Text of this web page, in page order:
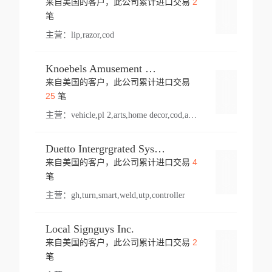
来自美国的客户，此公司累计进口交易
笔
主营： lip,razor,cod
Knoebels Amusement Resort
来自美国的客户，此公司累计进口交易
25笔
主营： vehicle,pl 2,arts,home decor,cod,amusement ride,sea
Duetto Intergrgrated Systems Inc.
来自美国的客户，此公司累计进口交易 4
笔
主营： gh,turn,smart,weld,utp,controller
Local Signguys Inc.
来自美国的客户，此公司累计进口交易 2
笔